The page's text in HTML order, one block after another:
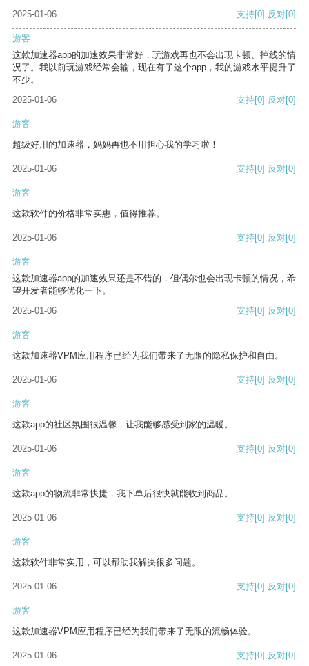
2025-01-06 支持[0] 反对[0]
游客
这款加速器app的加速效果非常好，玩游戏再也不会出现卡顿、掉线的情
况了。我以前玩游戏经常会输，现在有了这个app，我的游戏水平提升了
不少。
2025-01-06
支持[0] 反对[0]
游客
超级好用的加速器，妈妈再也不用担心我的学习啦！
2025-01-06 支持[0] 反对[0]
游客
这款软件的价格非常实惠，值得推荐。
2025-01-06 支持[0] 反对[0]
游客
这款加速器app的加速效果还是不错的，但偶尔也会出现卡顿的情况，希
望开发者能够优化一下。
2025-01-06
支持[0] 反对[0]
游客
这款加速器VPM应用程序已经为我们带来了无限的隐私保护和自由。
2025-01-06 支持[0] 反对[0]
游客
这款app的社区氛围很温馨，让我能够感受到家的温暖。
2025-01-06 支持[0] 反对[0]
游客
这款app的物流非常快捷，我下单后很快就能收到商品。
2025-01-06 支持[0] 反对[0]
游客
这款软件非常实用，可以帮助我解决很多问题。
2025-01-06 支持[0] 反对[0]
游客
这款加速器VPM应用程序已经为我们带来了无限的流畅体验。
2025-01-06 支持[0] 反对[0]